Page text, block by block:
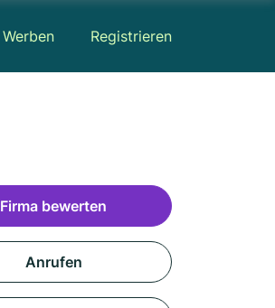
Werben Registrieren
Firma bewerten
Anrufen